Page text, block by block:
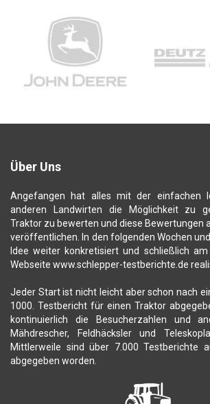
Über Uns
Angefangen hat alles mit der einfachen
anderen Landwirten die Möglichkeit zu
Traktor zu bewerten und diese Bewertungen
veröffentlichen. In den folgenden Wochen
Idee weiter konkretisiert und schließlich
Webseite www.schlepper-testberichte.de
Jeder Start ist nicht leicht aber schon nach
1000. Testbericht für einen Traktor
kontinuierlich die Besucherzahlen und
Mähdrescher, Feldhäcksler und
Mittlerweile sind über 7.000 Testberichte
abgegeben worden.